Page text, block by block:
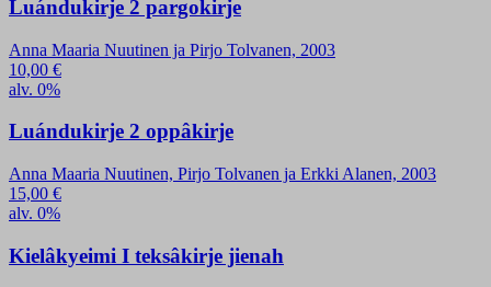
Luándukirje 2 pargokirje
Anna Maaria Nuutinen ja Pirjo Tolvanen, 2003
10,00 €
alv. 0%
Luándukirje 2 oppâkirje
Anna Maaria Nuutinen, Pirjo Tolvanen ja Erkki Alanen, 2003
15,00 €
alv. 0%
Kielâkyeimi I teksâkirje jienah